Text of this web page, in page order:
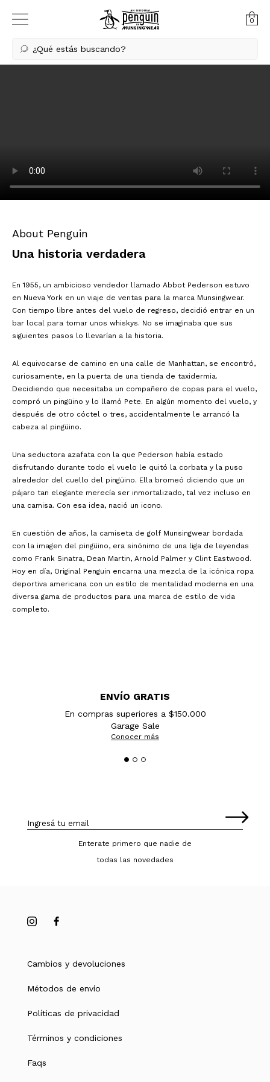
0
¿Qué estás buscando?
About Penguin
Una historia verdadera
En 1955, un ambicioso vendedor llamado Abbot Pederson estuvo
en Nueva York en un viaje de ventas para la marca Munsingwear.
Con tiempo libre antes del vuelo de regreso, decidió entrar en un
bar local para tomar unos whiskys. No se imaginaba que sus
siguientes pasos lo llevarían a la historia.
Al equivocarse de camino en una calle de Manhattan, se encontró,
curiosamente, en la puerta de una tienda de taxidermia.
Decidiendo que necesitaba un compañero de copas para el vuelo,
compró un pingüino y lo llamó Pete. En algún momento del vuelo, y
después de otro cóctel o tres, accidentalmente le arrancó la
cabeza al pingüino.
Una seductora azafata con la que Pederson había estado
disfrutando durante todo el vuelo le quitó la corbata y la puso
alrededor del cuello del pingüino. Ella bromeó diciendo que un
pájaro tan elegante merecía ser inmortalizado, tal vez incluso en
una camisa. Con esa idea, nació un icono.
En cuestión de años, la camiseta de golf Munsingwear bordada
con la imagen del pingüino, era sinónimo de una liga de leyendas
como Frank Sinatra, Dean Martin, Arnold Palmer y Clint Eastwood.
Hoy en día, Original Penguin encarna una mezcla de la icónica ropa
deportiva americana con un estilo de mentalidad moderna en una
diversa gama de productos para una marca de estilo de vida
completo.
ENVÍO GRATIS
En compras superiores a $150.000
Garage Sale
Conocer más
Enterate primero que nadie de
todas las novedades
Cambios y devoluciones
Métodos de envío
Políticas de privacidad
Términos y condiciones
Faqs